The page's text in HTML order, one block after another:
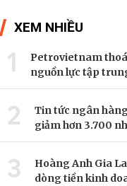
XEM NHIỀU
1
Petrovietnam
nguồn lực tập
2
Tin tức ngân
giảm hơn 3.700
3
Hoàng Anh Gia
dòng tiền kinh